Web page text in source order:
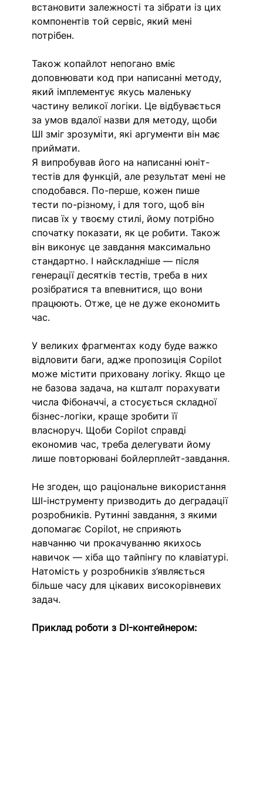
встановити залежності та зібрати із цих
компонентів той сервіс, який мені
потрібен.
Також копайлот непогано вміє
доповнювати код при написанні методу,
який імплементує якусь маленьку
частину великої логіки. Це відбувається
за умов вдалої назви для методу, щоби
ШІ зміг зрозуміти, які аргументи він має
приймати.
Я випробував його на написанні юніт-
тестів для функцій, але результат мені не
сподобався. По-перше, кожен пише
тести по-різному, і для того, щоб він
писав їх у твоєму стилі, йому потрібно
спочатку показати, як це робити. Також
він виконує це завдання максимально
стандартно. І найскладніше — після
генерації десятків тестів, треба в них
розібратися та впевнитися, що вони
працюють. Отже, це не дуже економить
час.
У великих фрагментах коду буде важко
відловити баги, адже пропозиція Copilot
може містити приховану логіку. Якщо це
не базова задача, на кшталт порахувати
числа Фібоначчі, а стосується складної
бізнес-логіки, краще зробити її
власноруч. Щоби Copilot справді
економив час, треба делегувати йому
лише повторювані бойлерплейт-завдання.
Не згоден, що раціональне використання
ШІ-інструменту призводить до деградації
розробників. Рутинні завдання, з якими
допомагає Copilot, не сприяють
навчанню чи прокачуванню якихось
навичок — хіба що тайпінгу по клавіатурі.
Натомість у розробників з’являється
більше часу для цікавих високорівневих
задач.
Приклад роботи з DI-контейнером: